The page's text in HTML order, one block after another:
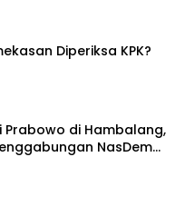
Diperiksa KPK?
Prabowo di Hambalang,
NasDem